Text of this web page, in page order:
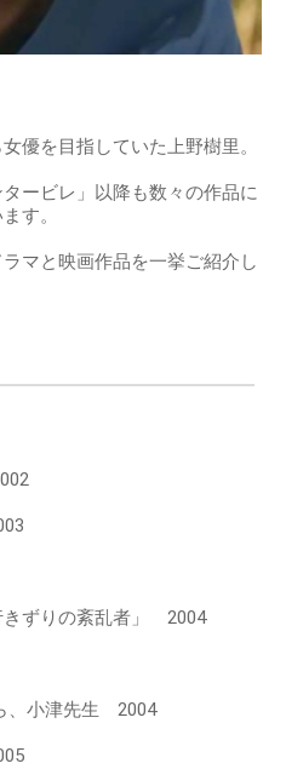
優を目指していた上野樹里。
ービレ」以降も数々の作品に
す。
マと映画作品を一挙ご紹介し
きずりの紊乱者」 2004
、小津先生 2004